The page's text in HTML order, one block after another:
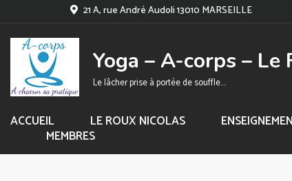
21 A, rue André Audoli 13010 MARSEILLE
Yoga – A-corps – Le
Le lâcher prise à portée de souffle….
ACCUEIL LE ROUX NICOLAS
MEMBRES